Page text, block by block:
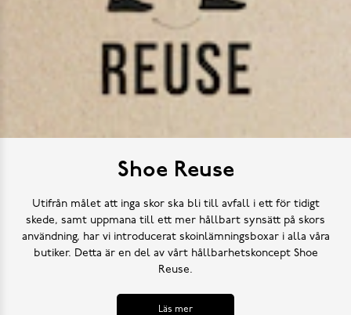
Shoe Reuse
Utifrån målet att inga skor ska bli till avfall i ett för tidigt
skede, samt uppmana till ett mer hållbart synsätt på skors
användning, har vi introducerat skoinlämningsboxar i alla våra
butiker. Detta är en del av vårt hållbarhetskoncept Shoe
Reuse.
Läs mer